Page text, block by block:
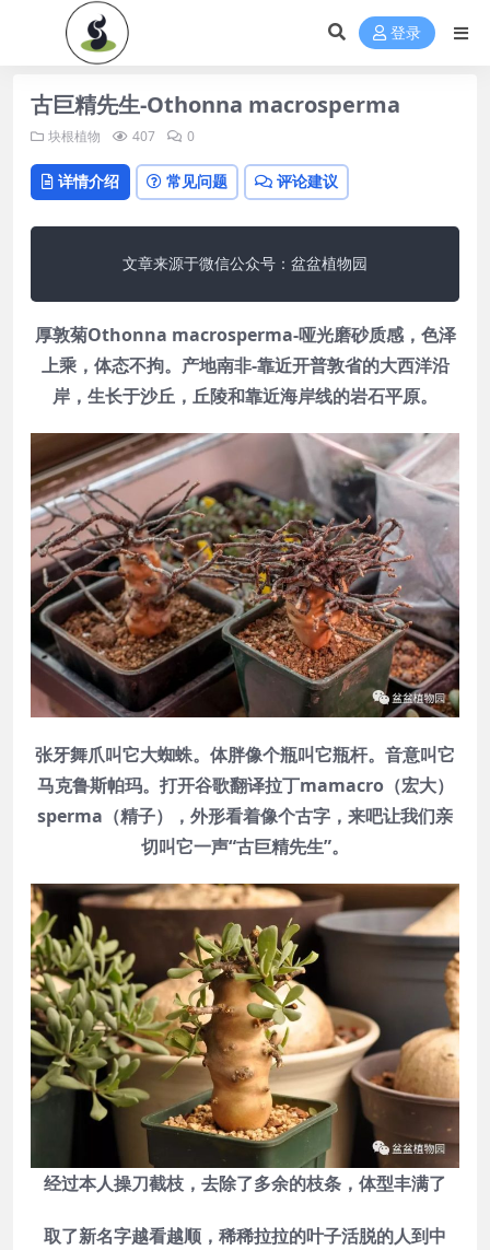
登录
古巨精先生-Othonna macrosperma
块根植物 407 0
详情介绍 常见问题 评论建议
文章来源于微信公众号：盆盆植物园
厚敦菊Othonna macrosperma-哑光磨砂质感，色泽
上乘，体态不拘。产地南非-靠近开普敦省的大西洋沿
岸，生长于沙丘，丘陵和靠近海岸线的岩石平原。
张牙舞爪叫它大蜘蛛。体胖像个瓶叫它瓶杆。音意叫它
马克鲁斯帕玛。打开谷歌翻译拉丁mamacro（宏大）
sperma（精子），外形看着像个古字，来吧让我们亲
切叫它一声“古巨精先生”。
经过本人操刀截枝，去除了多余的枝条，体型丰满了
取了新名字越看越顺，稀稀拉拉的叶子活脱的人到中